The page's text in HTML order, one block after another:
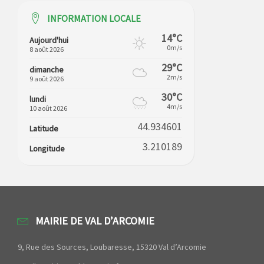
INFORMATION LOCALE
Aujourd'hui
8 août 2026
14°C
0m/s
dimanche
9 août 2026
29°C
2m/s
lundi
10 août 2026
30°C
4m/s
Latitude 44.934601
Longitude 3.210189
MAIRIE DE VAL D’ARCOMIE
9, Rue des Sources, Loubaresse, 15320 Val d’Arcomie